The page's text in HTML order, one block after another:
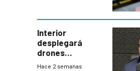
Interior
desplegará
drones
autónomos para
Hace 2 semanas